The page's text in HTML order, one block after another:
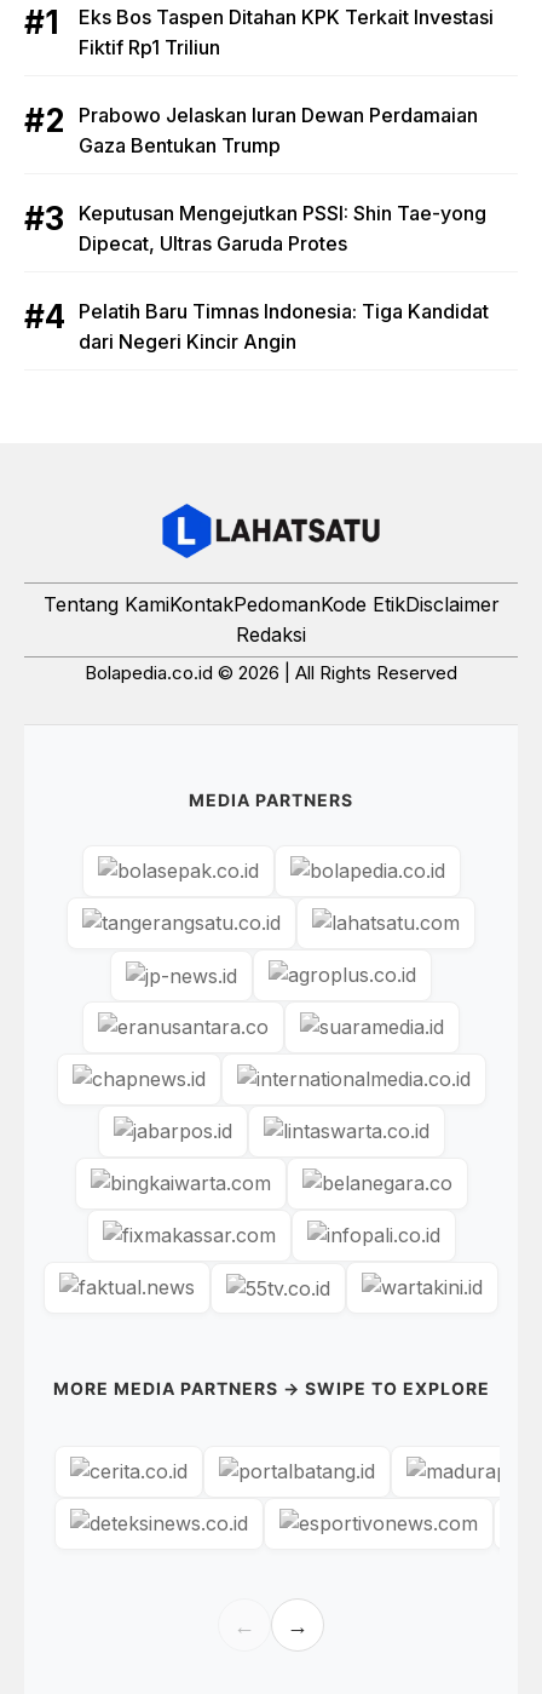
Eks Bos Taspen Ditahan KPK Terkait Investasi
Fiktif Rp1 Triliun
Prabowo Jelaskan Iuran Dewan Perdamaian
Gaza Bentukan Trump
Keputusan Mengejutkan PSSI: Shin Tae-yong
Dipecat, Ultras Garuda Protes
Pelatih Baru Timnas Indonesia: Tiga Kandidat
dari Negeri Kincir Angin
Tentang KamiKontakPedomanKode EtikDisclaimer
Redaksi
Bolapedia.co.id © 2026 | All Rights Reserved
MEDIA PARTNERS
MORE MEDIA PARTNERS → SWIPE TO EXPLORE
← →